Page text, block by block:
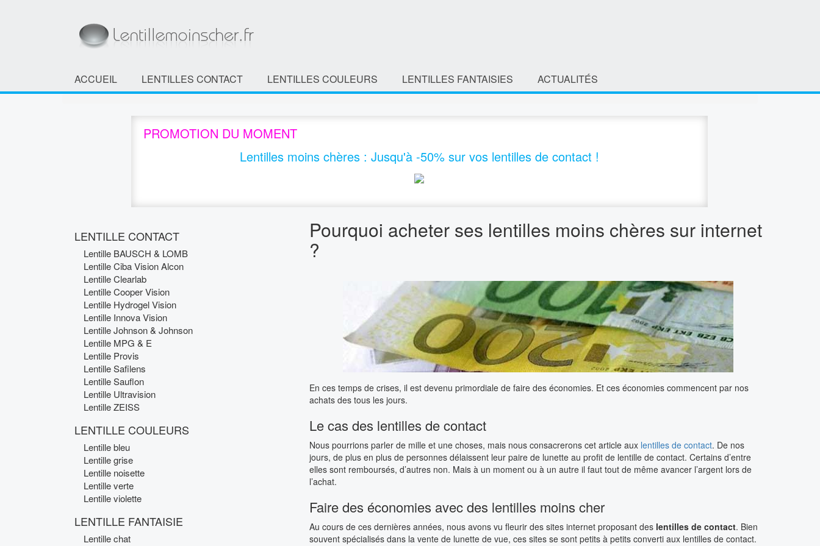
ACCUEIL LENTILLES CONTACT LENTILLES COULEURS LENTILLES FANTAISIES ACTUALITÉS
PROMOTION DU MOMENT
Lentilles moins chères: Jusqu'à -50% sur vos lentilles de contact !
LENTILLE CONTACT
Lentille BAUSCH & LOMB
Lentille Ciba Vision Alcon
Lentille Clearlab
Lentille Cooper Vision
Lentille Hydrogel Vision
Lentille Innova Vision
Lentille Johnson & Johnson
Lentille MPG & E
Lentille Provis
Lentille Safilens
Lentille Sauflon
Lentille Ultravision
Lentille ZEISS
LENTILLE COULEURS
Lentille bleu
Lentille grise
Lentille noisette
Lentille verte
Lentille violette
LENTILLE FANTAISIE
Lentille chat
Pourquoi acheter ses lentilles moins chères sur internet
?
En ces temps de crises, il est devenu primordiale de faire des économies. Et ces économies commencent par nos
achats des tous les jours.
Le cas des lentilles de contact
Nous pourrions parler de mille et une choses, mais nous consacrerons cet article aux lentilles de contact. De nos
jours, de plus en plus de personnes délaissent leur paire de lunette au profit de lentille de contact. Certains d’entre
elles sont remboursés, d’autres non. Mais à un moment ou à un autre il faut tout de même avancer l’argent lors de
l’achat.
Faire des économies avec des lentilles moins cher
Au cours de ces dernières années, nous avons vu fleurir des sites internet proposant des lentilles de contact. Bien
souvent spécialisés dans la vente de lunette de vue, ces sites se sont petits à petits converti aux lentilles de contact.